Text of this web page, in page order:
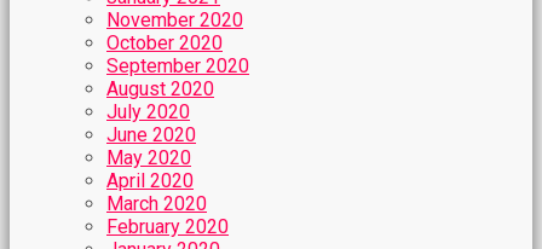
November 2020
October 2020
September 2020
August 2020
July 2020
June 2020
May 2020
April 2020
March 2020
February 2020